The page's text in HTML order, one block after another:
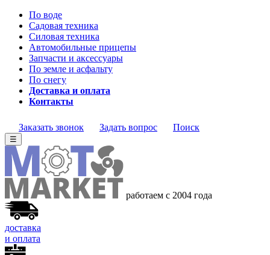
По воде
Садовая техника
Силовая техника
Автомобильные прицепы
Запчасти и аксессуары
По земле и асфальту
По снегу
Доставка и оплата
Контакты
Заказать звонок Задать вопрос Поиск
☰
работаем с 2004 года
доставка
и оплата